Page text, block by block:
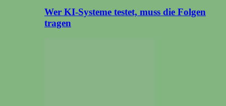
Wer KI-Systeme testet, muss die Folgen
tragen